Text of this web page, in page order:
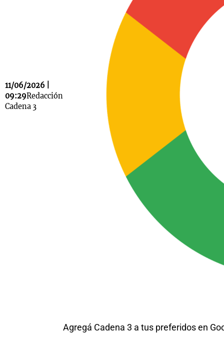
11/06/2026 |
09:29Redacción
Cadena 3
Agregá Cadena 3 a tus preferidos en